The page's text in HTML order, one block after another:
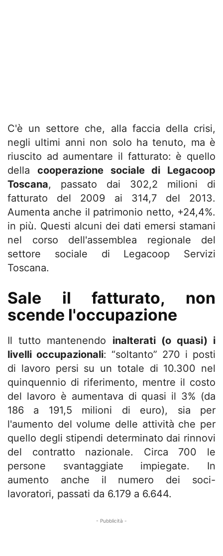
C'è un settore che, alla faccia della crisi,
negli ultimi anni non solo ha tenuto, ma è
riuscito ad aumentare il fatturato: è quello
della cooperazione sociale di Legacoop
Toscana, passato dai 302,2 milioni di
fatturato del 2009 ai 314,7 del 2013.
Aumenta anche il patrimonio netto, +24,4%.
in più. Questi alcuni dei dati emersi stamani
nel corso dell'assemblea regionale del
settore sociale di Legacoop Servizi
Toscana.
Sale il fatturato, non
scende l'occupazione
Il tutto mantenendo inalterati (o quasi) i
livelli occupazionali: “soltanto” 270 i posti
di lavoro persi su un totale di 10.300 nel
quinquennio di riferimento, mentre il costo
del lavoro è aumentava di quasi il 3% (da
186 a 191,5 milioni di euro), sia per
l'aumento del volume delle attività che per
quello degli stipendi determinato dai rinnovi
del contratto nazionale. Circa 700 le
persone svantaggiate impiegate. In
aumento anche il numero dei soci-
lavoratori, passati da 6.179 a 6.644.
- Pubblicità -